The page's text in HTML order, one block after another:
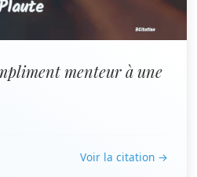
menteur à une
Voir la citation →